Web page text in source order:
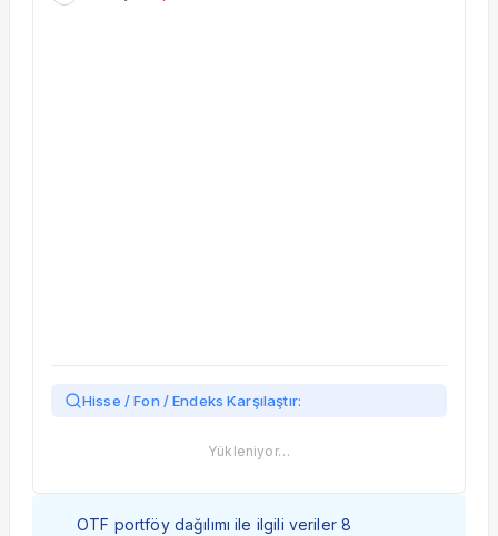
Hisse / Fon / Endeks Karşılaştır:
Yükleniyor…
OTF portföy dağılımı ile ilgili veriler 8